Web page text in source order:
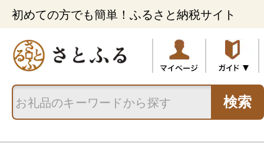
初めての方でも簡単！ふるさと納税サイト
検索